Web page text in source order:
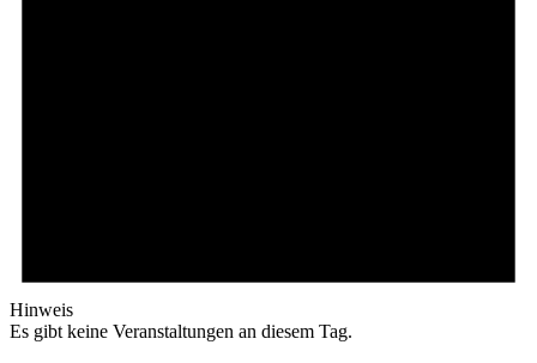
Hinweis
Es gibt keine Veranstaltungen an diesem Tag.